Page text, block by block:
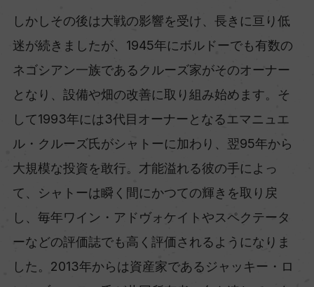
しかしその後は大戦の影響を受け、長きに亘り低
迷が続きましたが、1945年にボルドーでも有数の
ネゴシアン一族であるクルーズ家がそのオーナー
となり、設備や畑の改善に取り組み始めます。そ
して1993年には3代目オーナーとなるエマニュエ
ル・クルーズ氏がシャトーに加わり、翌95年から
大規模な投資を敢行。才能溢れる彼の手によっ
て、シャトーは瞬く間にかつての輝きを取り戻
し、毎年ワイン・アドヴォケイトやスペクテータ
ーなどの評価誌でも高く評価されるようになりま
した。2013年からは資産家であるジャッキー・ロ